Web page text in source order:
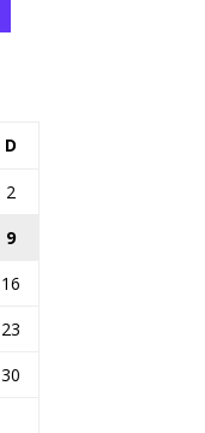
D
2
9
16
23
30